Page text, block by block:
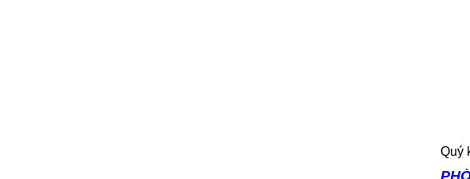
Quý